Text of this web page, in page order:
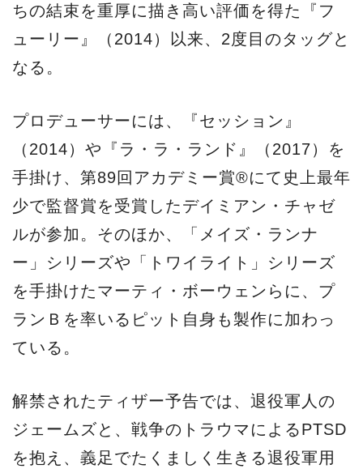
ちの結束を重厚に描き高い評価を得た『フ
ューリー』（2014）以来、2度目のタッグと
なる。
プロデューサーには、『セッション』
（2014）や『ラ・ラ・ランド』（2017）を
手掛け、第89回アカデミー賞®にて史上最年
少で監督賞を受賞したデイミアン・チャゼ
ルが参加。そのほか、「メイズ・ランナ
ー」シリーズや「トワイライト」シリーズ
を手掛けたマーティ・ボーウェンらに、プ
ランＢを率いるピット自身も製作に加わっ
ている。
解禁されたティザー予告では、退役軍人の
ジェームズと、戦争のトラウマによるPTSD
を抱え、義足でたくましく生きる退役軍用